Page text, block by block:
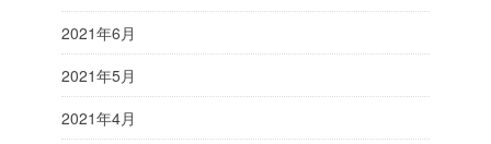
2021年6月
2021年5月
2021年4月